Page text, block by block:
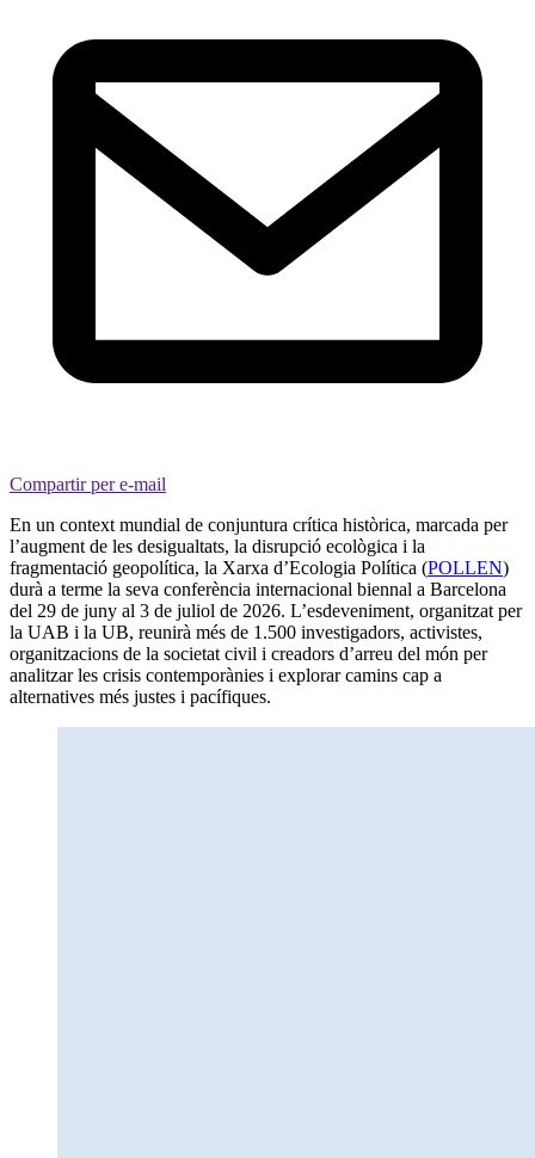
Compartir per e-mail
En un context mundial de conjuntura crítica històrica, marcada per
l’augment de les desigualtats, la disrupció ecològica i la
fragmentació geopolítica, la Xarxa d’Ecologia Política (POLLEN)
durà a terme la seva conferència internacional biennal a Barcelona
del 29 de juny al 3 de juliol de 2026. L’esdeveniment, organitzat per
la UAB i la UB, reunirà més de 1.500 investigadors, activistes,
organitzacions de la societat civil i creadors d’arreu del món per
analitzar les crisis contemporànies i explorar camins cap a
alternatives més justes i pacífiques.